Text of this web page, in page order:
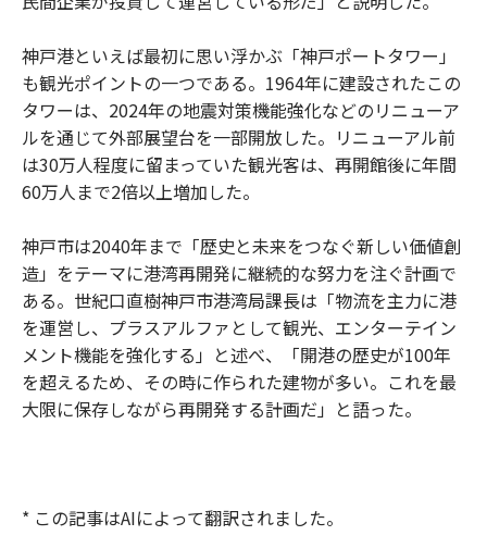
神戸港といえば最初に思い浮かぶ「神戸ポートタワー」
も観光ポイントの一つである。1964年に建設されたこの
タワーは、2024年の地震対策機能強化などのリニューア
ルを通じて外部展望台を一部開放した。リニューアル前
は30万人程度に留まっていた観光客は、再開館後に年間
60万人まで2倍以上増加した。
神戸市は2040年まで「歴史と未来をつなぐ新しい価値創
造」をテーマに港湾再開発に継続的な努力を注ぐ計画で
ある。世紀口直樹神戸市港湾局課長は「物流を主力に港
を運営し、プラスアルファとして観光、エンターテイン
メント機能を強化する」と述べ、「開港の歴史が100年
を超えるため、その時に作られた建物が多い。これを最
大限に保存しながら再開発する計画だ」と語った。
* この記事はAIによって翻訳されました。